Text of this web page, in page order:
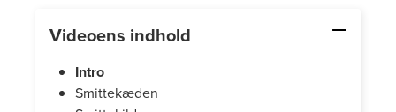
Videoens indhold
Intro
Smittekæden